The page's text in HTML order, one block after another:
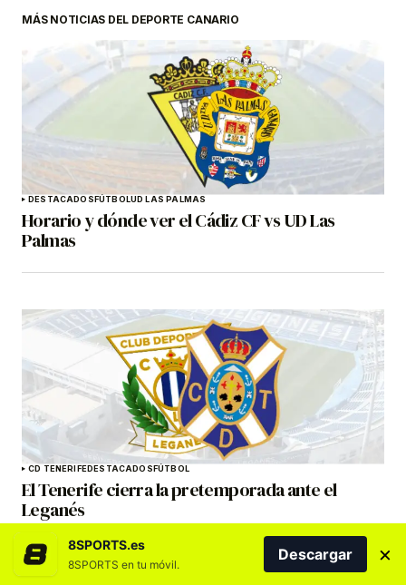
MÁS NOTICIAS DEL DEPORTE CANARIO
DESTACADOSFÚTBOLUD LAS PALMAS
Horario y dónde ver el Cádiz CF vs UD Las
Palmas
CD TENERIFEDESTACADOSFÚTBOL
El Tenerife cierra la pretemporada ante el
Leganés
8SPORTS.es
8SPORTS en tu móvil.
Descargar ×